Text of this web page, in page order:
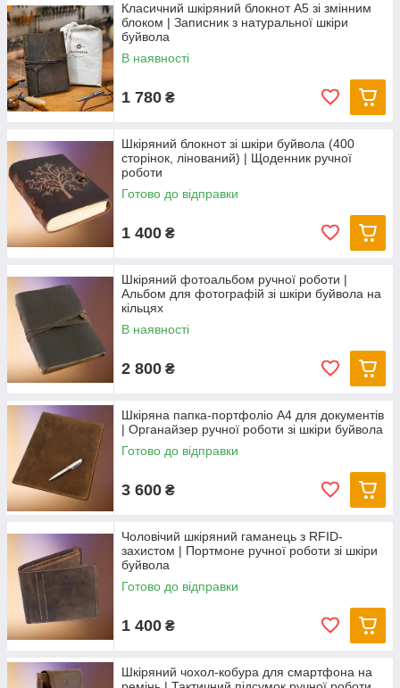
Класичний шкіряний блокнот А5 зі змінним
блоком | Записник з натуральної шкіри
буйвола
В наявності
1 780 ₴
Шкіряний блокнот зі шкіри буйвола (400
сторінок, лінований) | Щоденник ручної
роботи
Готово до відправки
1 400 ₴
Шкіряний фотоальбом ручної роботи |
Альбом для фотографій зі шкіри буйвола на
кільцях
В наявності
2 800 ₴
Шкіряна папка-портфоліо А4 для документів
| Органайзер ручної роботи зі шкіри буйвола
Готово до відправки
3 600 ₴
Чоловічий шкіряний гаманець з RFID-
захистом | Портмоне ручної роботи зі шкіри
буйвола
Готово до відправки
1 400 ₴
Шкіряний чохол-кобура для смартфона на